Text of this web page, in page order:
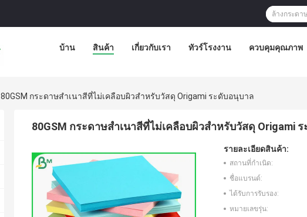
บ้าน สินค้า เกี่ยวกับเรา ทัวร์โรงงาน ควบคุมคุณภาพ
80GSM กระดาษสำเนาสีที่ไม่เคลือบผิวสำหรับวัสดุ Origami ระดับอนุบาล
80GSM กระดาษสำเนาสีที่ไม่เคลือบผิวสำหรับวัสดุ Origami
รายละเอียดสินค้า:
สถานที่กำเนิด:
ชื่อแบรนด์:
ได้รับการรับรอง:
หมายเลขรุ่น: